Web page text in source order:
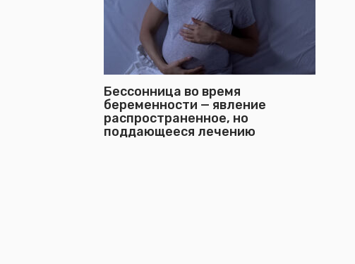
Бессонница во время
беременности — явление
распространенное, но
поддающееся лечению